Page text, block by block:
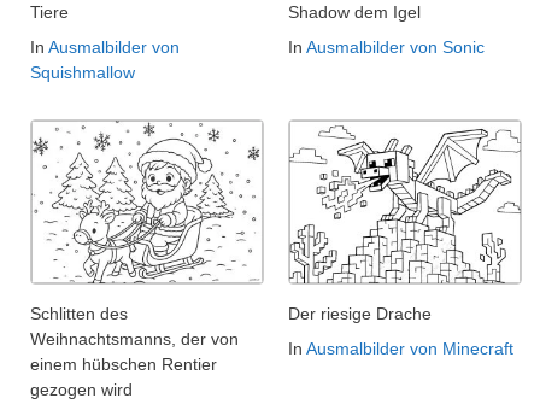
Tiere
In Ausmalbilder von
Squishmallow
Shadow dem Igel
In Ausmalbilder von Sonic
Schlitten des
Weihnachtsmanns, der von
einem hübschen Rentier
gezogen wird
Der riesige Drache
In Ausmalbilder von Minecraft